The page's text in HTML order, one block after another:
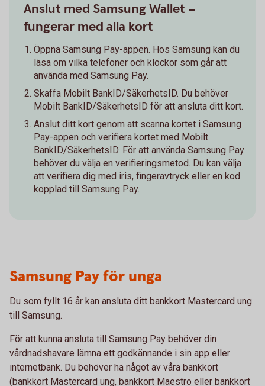
Anslut med Samsung Wallet –
fungerar med alla kort
Öppna Samsung Pay-appen. Hos Samsung kan du
läsa om vilka telefoner och klockor som går att
använda med Samsung Pay.
Skaffa Mobilt BankID/SäkerhetsID. Du behöver
Mobilt BankID/SäkerhetsID för att ansluta ditt kort.
Anslut ditt kort genom att scanna kortet i Samsung
Pay-appen och verifiera kortet med Mobilt
BankID/SäkerhetsID. För att använda Samsung Pay
behöver du välja en verifieringsmetod. Du kan välja
att verifiera dig med iris, fingeravtryck eller en kod
kopplad till Samsung Pay.
Samsung Pay för unga
Du som fyllt 16 år kan ansluta ditt bankkort Mastercard ung
till Samsung.
För att kunna ansluta till Samsung Pay behöver din
vårdnadshavare lämna ett godkännande i sin app eller
internetbank. Du behöver ha något av våra bankkort
(bankkort Mastercard ung, bankkort Maestro eller bankkort